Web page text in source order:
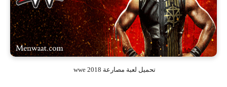
تحميل لعبة مصارعة wwe 2018